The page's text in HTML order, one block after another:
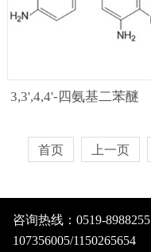
3,3',4,4'-四氨基二苯醚
首页 上一页
咨询热线：0519-
107356005/1150265654